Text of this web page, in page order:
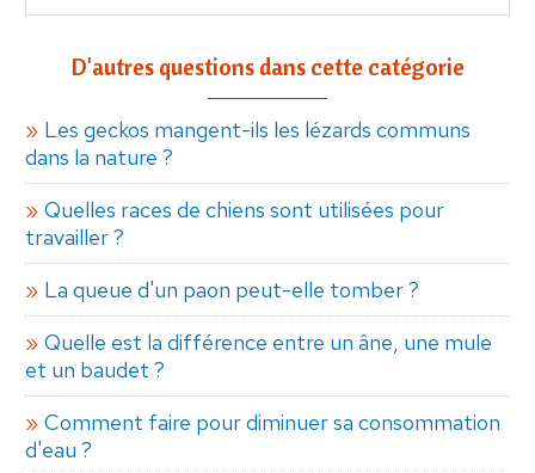
D'autres questions dans cette catégorie
Les geckos mangent-ils les lézards communs
dans la nature ?
Quelles races de chiens sont utilisées pour
travailler ?
La queue d'un paon peut-elle tomber ?
Quelle est la différence entre un âne, une mule
et un baudet ?
Comment faire pour diminuer sa consommation
d'eau ?